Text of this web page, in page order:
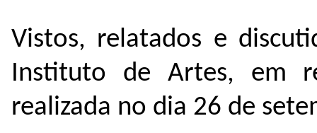
Vistos, relatados e
Instituto de Artes, em
realizada no dia 26 de